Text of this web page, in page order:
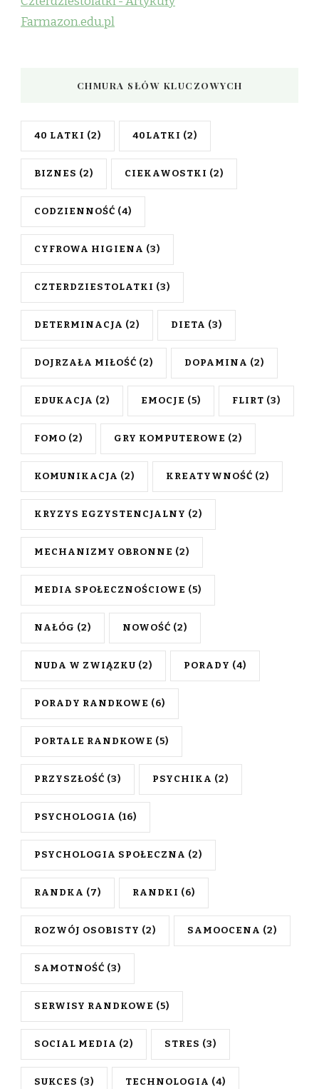
Farmazon.edu.pl
CHMURA SŁÓW KLUCZOWYCH
40 LATKI (2) 40LATKI (2)
BIZNES (2) CIEKAWOSTKI (2)
CODZIENNOŚĆ (4)
CYFROWA HIGIENA (3)
CZTERDZIESTOLATKI (3)
DETERMINACJA (2) DIETA (3)
DOJRZAŁA MIŁOŚĆ (2) DOPAMINA (2)
EDUKACJA (2) EMOCJE (5) FLIRT (3)
FOMO (2) GRY KOMPUTEROWE (2)
KOMUNIKACJA (2) KREATYWNOŚĆ (2)
KRYZYS EGZYSTENCJALNY (2)
MECHANIZMY OBRONNE (2)
MEDIA SPOŁECZNOŚCIOWE (5)
NAŁÓG (2) NOWOŚĆ (2)
NUDA W ZWIĄZKU (2) PORADY (4)
PORADY RANDKOWE (6)
PORTALE RANDKOWE (5)
PRZYSZŁOŚĆ (3) PSYCHIKA (2)
PSYCHOLOGIA (16)
PSYCHOLOGIA SPOŁECZNA (2)
RANDKA (7) RANDKI (6)
ROZWÓJ OSOBISTY (2) SAMOOCENA (2)
SAMOTNOŚĆ (3)
SERWISY RANDKOWE (5)
SOCIAL MEDIA (2) STRES (3)
SUKCES (3) TECHNOLOGIA (4)